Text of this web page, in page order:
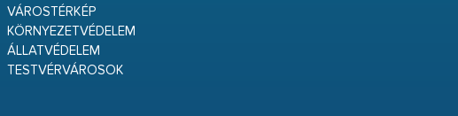
VÁROSTÉRKÉP
KÖRNYEZETVÉDELEM
ÁLLATVÉDELEM
TESTVÉRVÁROSOK